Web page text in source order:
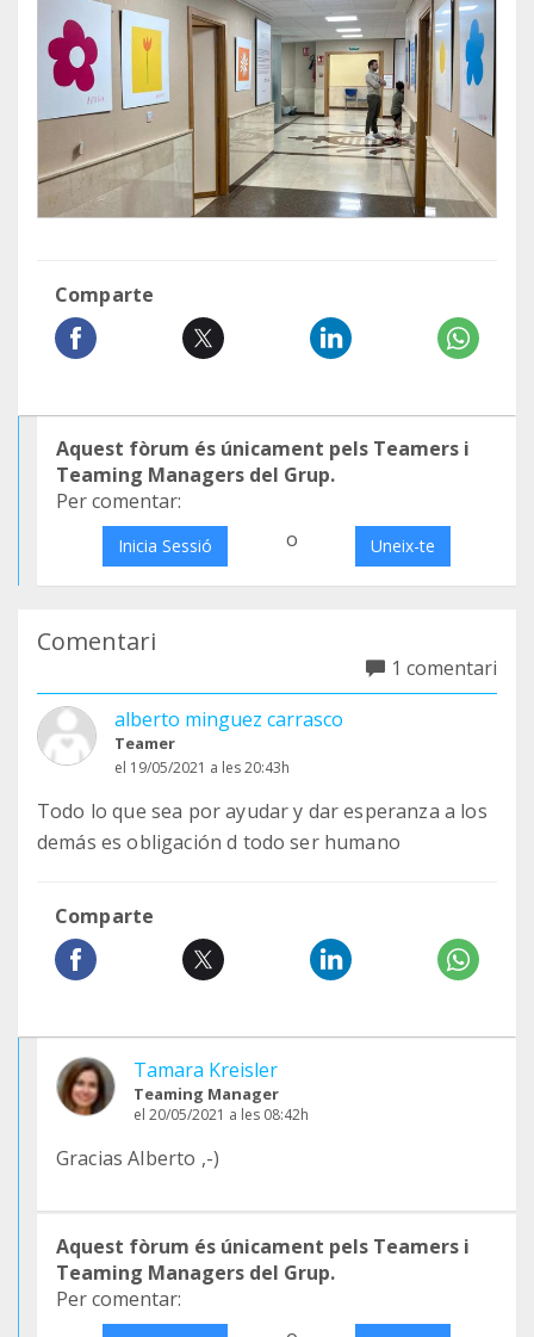
Comparte
Aquest fòrum és únicament pels Teamers i
Teaming Managers del Grup.
Per comentar:
Inicia Sessió o Uneix-te
Comentari
1 comentari
alberto minguez carrasco
Teamer
el 19/05/2021 a les 20:43h
Todo lo que sea por ayudar y dar esperanza a los
demás es obligación d todo ser humano
Comparte
Tamara Kreisler
Teaming Manager
el 20/05/2021 a les 08:42h
Gracias Alberto ,-)
Aquest fòrum és únicament pels Teamers i
Teaming Managers del Grup.
Per comentar: